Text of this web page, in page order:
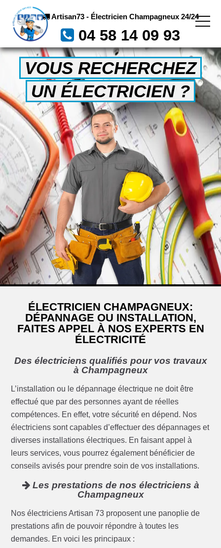
Artisan73 - Électricien Champagneux 24/24
04 58 14 09 93
VOUS RECHERCHEZ
UN ÉLECTRICIEN ?
ÉLECTRICIEN CHAMPAGNEUX:
DÉPANNAGE OU INSTALLATION,
FAITES APPEL À NOS EXPERTS EN
ÉLECTRICITÉ
Des électriciens qualifiés pour vos travaux
à Champagneux
L’installation ou le dépannage électrique ne doit être
effectué que par des personnes ayant de réelles
compétences. En effet, votre sécurité en dépend. Nos
électriciens sont capables d’effectuer des dépannages et
diverses installations électriques. En faisant appel à
leurs services, vous pourrez également bénéficier de
conseils avisés pour prendre soin de vos installations.
Les prestations de nos électriciens à
Champagneux
Nos électriciens Artisan 73 proposent une panoplie de
prestations afin de pouvoir répondre à toutes les
demandes. En voici les principaux :